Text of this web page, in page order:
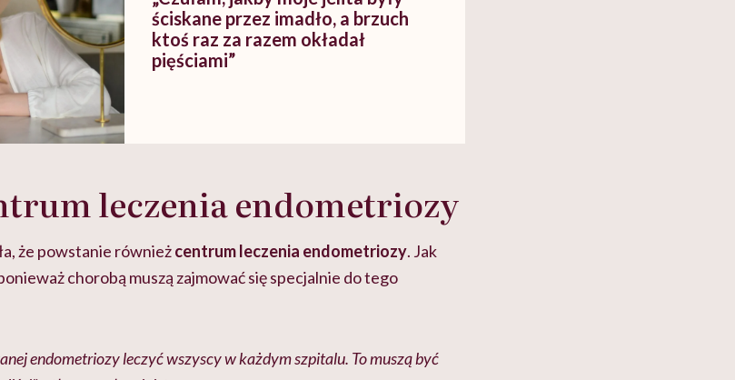
ściskane przez imadło, a brzuch
ktoś raz za razem okładał
pięściami”
leczenia endometriozy
że powstanie równieżcentrum leczenia endometriozy. Jak
chorobą muszą zajmować się specjalnie do tego
endometriozy leczyć wszyscy w każdym szpitalu. To muszą być